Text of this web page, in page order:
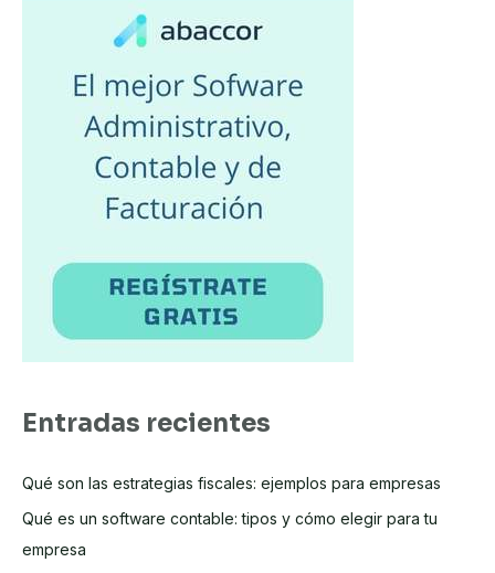
Entradas recientes
Qué son las estrategias fiscales: ejemplos para empresas
Qué es un software contable: tipos y cómo elegir para tu
empresa